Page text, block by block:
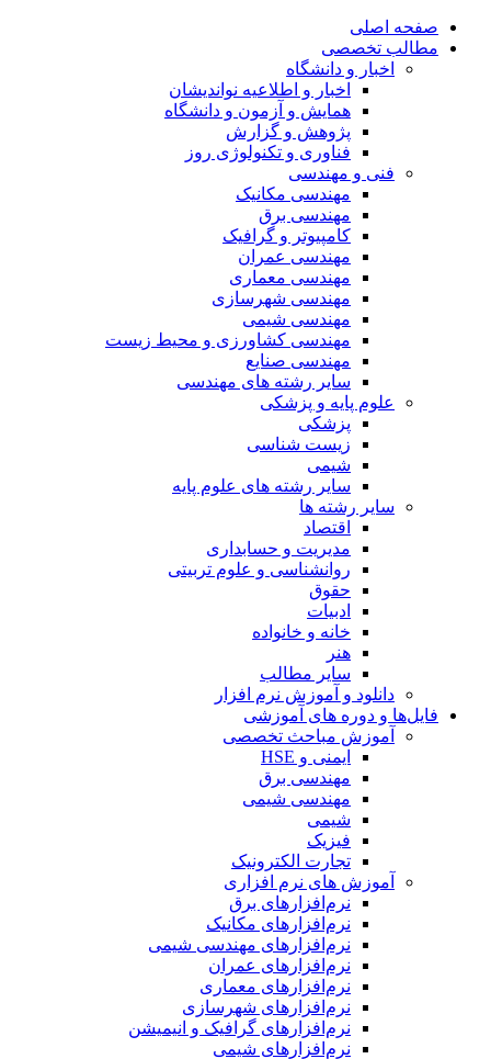
صفحه اصلی
مطالب تخصصی
اخبار و دانشگاه
اخبار و اطلاعیه نواندیشان
همایش و آزمون و دانشگاه
پژوهش و گزارش
فناوری و تکنولوژی روز
فنی و مهندسی
مهندسی مکانیک
مهندسی برق
کامپیوتر و گرافیک
مهندسی عمران
مهندسی معماری
مهندسی شهرسازی
مهندسی شیمی
مهندسی کشاورزی و محیط زیست
مهندسی صنایع
سایر رشته های مهندسی
علوم پایه و پزشکی
پزشکی
زیست شناسی
شیمی
سایر رشته های علوم پایه
سایر رشته ها
اقتصاد
مدیریت و حسابداری
روانشناسی و علوم تربیتی
حقوق
ادبیات
خانه و خانواده
هنر
سایر مطالب
دانلود و آموزش نرم افزار
فایل‌ها و دوره های آموزشی
آموزش مباحث تخصصی
ایمنی و HSE
مهندسی برق
مهندسی شیمی
شیمی
فیزیک
تجارت الکترونیک
آموزش های نرم افزاری
نرم‌افزارهای برق
نرم‌افزارهای مکانیک
نرم‌افزارهای مهندسی شیمی
نرم‌افزارهای عمران
نرم‌افزارهای معماری
نرم‌افزارهای شهرسازی
نرم‌افزارهای گرافیک و انیمیشن
نرم‌افزارهای شیمی